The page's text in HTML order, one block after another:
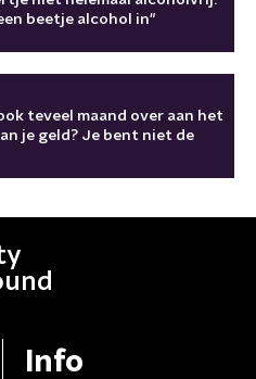
beetje alcohol in"
teveel maand over aan het
je geld? Je bent niet de
Info